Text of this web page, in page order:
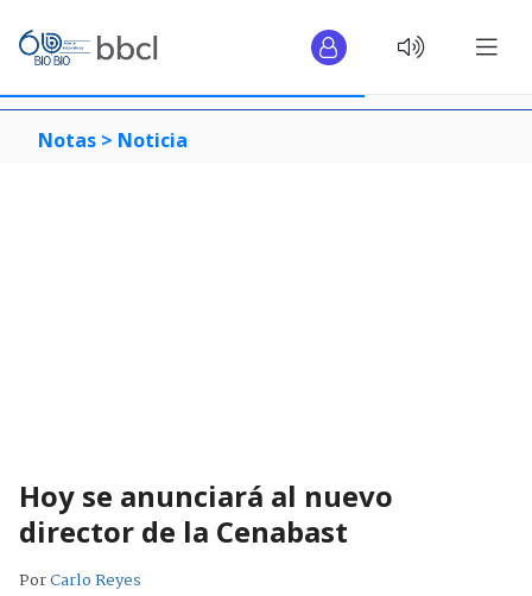
Notas > Noticia
Hoy se anunciará al nuevo
director de la Cenabast
PorCarlo Reyes